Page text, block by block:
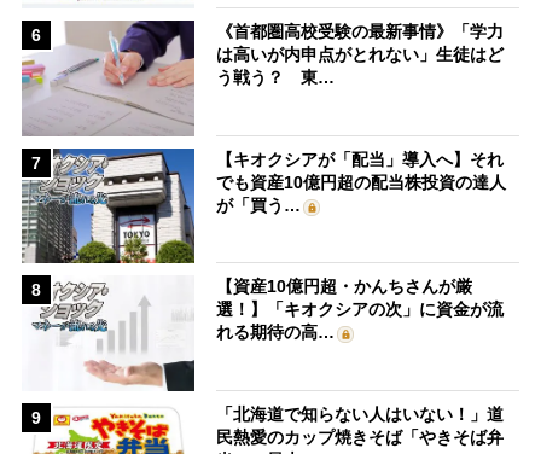
6
《首都圏高校受験の最新事情》「学力
は高いが内申点がとれない」生徒はど
う戦う？ 東…
7
【キオクシアが「配当」導入へ】それ
でも資産10億円超の配当株投資の達人
が「買う…
8
【資産10億円超・かんちさんが厳
選！】「キオクシアの次」に資金が流
れる期待の高…
9
「北海道で知らない人はいない！」道
民熱愛のカップ焼きそば「やきそば弁